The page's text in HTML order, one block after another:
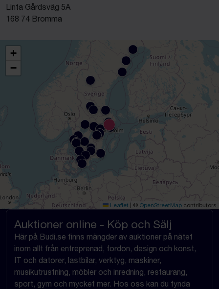
Linta Gårdsväg 5A
168 74 Bromma
+
−
Leaflet | © OpenStreetMap contributors
Auktioner online - Köp och Sälj
Här på Budi.se finns mängder av auktioner på nätet
inom allt från entreprenad, fordon, design och konst,
IT och datorer, lastbilar, verktyg, maskiner,
musikutrustning, möbler och inredning, restaurang,
sport, gym och mycket mer. Hos oss kan du fynda